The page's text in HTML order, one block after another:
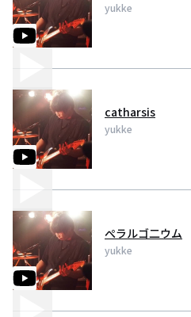
yukke
catharsis
yukke
ぺラルゴ二ウム
yukke